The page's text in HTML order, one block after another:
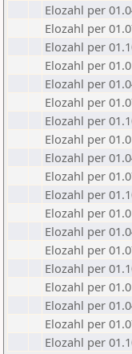
Elozahl per
Elozahl per
Elozahl per
Elozahl per
Elozahl per
Elozahl per
Elozahl per
Elozahl per
Elozahl per
Elozahl per
Elozahl per
Elozahl per
Elozahl per
Elozahl per
Elozahl per
Elozahl per
Elozahl per
Elozahl per
Elozahl per